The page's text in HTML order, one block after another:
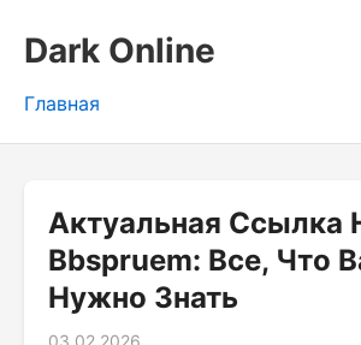
Dark Online
Главная
Актуальная Ссылка
Bbspruem: Все, Что
Нужно Знать
03.02.2026